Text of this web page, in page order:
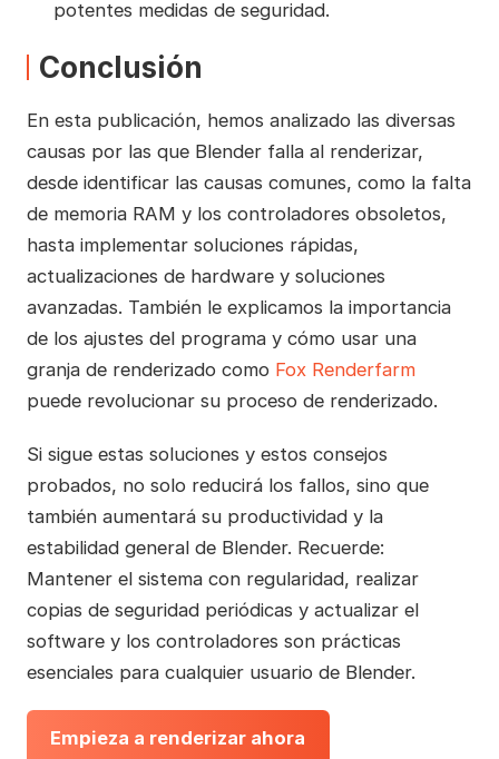
potentes medidas de seguridad.
Conclusión
En esta publicación, hemos analizado las diversas
causas por las que Blender falla al renderizar,
desde identificar las causas comunes, como la falta
de memoria RAM y los controladores obsoletos,
hasta implementar soluciones rápidas,
actualizaciones de hardware y soluciones
avanzadas. También le explicamos la importancia
de los ajustes del programa y cómo usar una
granja de renderizado como Fox Renderfarm
puede revolucionar su proceso de renderizado.
Si sigue estas soluciones y estos consejos
probados, no solo reducirá los fallos, sino que
también aumentará su productividad y la
estabilidad general de Blender. Recuerde:
Mantener el sistema con regularidad, realizar
copias de seguridad periódicas y actualizar el
software y los controladores son prácticas
esenciales para cualquier usuario de Blender.
Empieza a renderizar ahora